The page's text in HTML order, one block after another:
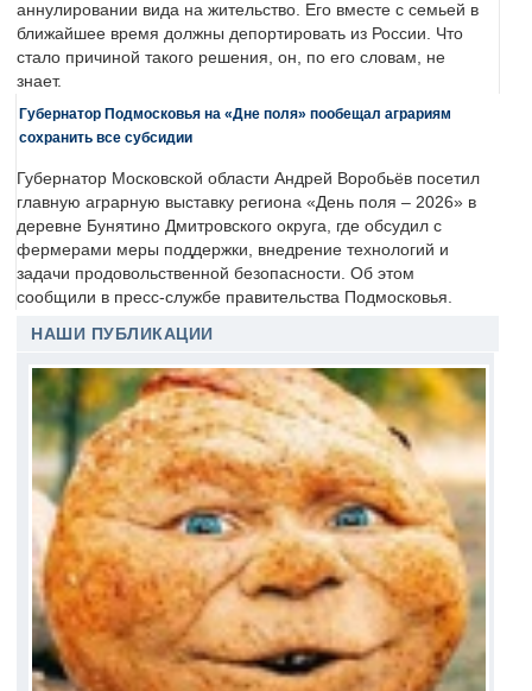
аннулировании вида на жительство. Его вместе с семьей в
ближайшее время должны депортировать из России. Что
стало причиной такого решения, он, по его словам, не
знает.
Губернатор Подмосковья на «Дне поля» пообещал аграриям
сохранить все субсидии
Губернатор Московской области Андрей Воробьёв посетил
главную аграрную выставку региона «День поля – 2026» в
деревне Бунятино Дмитровского округа, где обсудил с
фермерами меры поддержки, внедрение технологий и
задачи продовольственной безопасности. Об этом
сообщили в пресс-службе правительства Подмосковья.
НАШИ ПУБЛИКАЦИИ